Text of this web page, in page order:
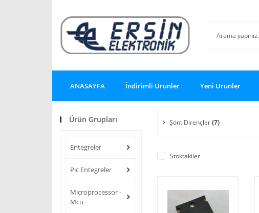
ANASAYFA İndirimli Ürünler Yeni Ürünler
Ürün Grupları
Entegreler
Pic Entegreler
Microprocessor -
Mcu
Şönt Dirençler(7)
Stoktakiler